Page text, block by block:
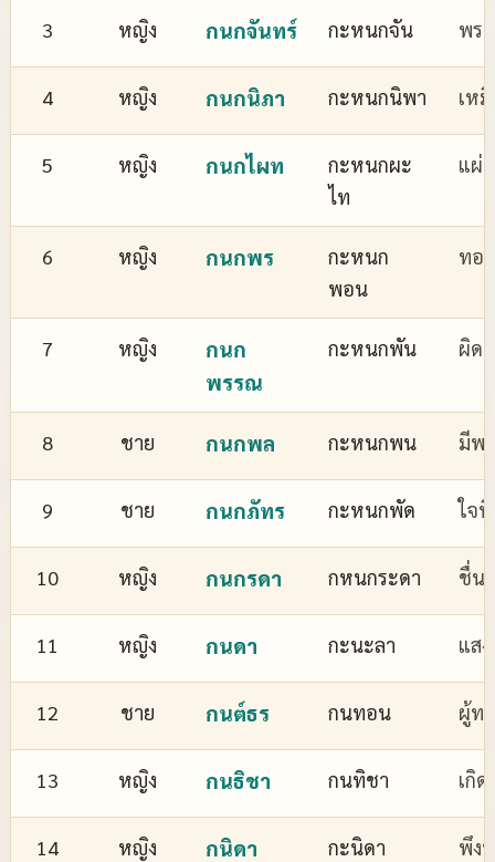
3 หญิง กนกจันทร์ กะหนกจัน พร
4 หญิง กนกนิภา กะหนกนิพา เห
5 หญิง กนกไผท
กะหนกผะ
ไท
แผ่
6 หญิง กนกพร
กะหนก
พอน
ทอ
7 หญิง
กนก
พรรณ
กะหนกพัน ผิด
8 ชาย กนกพล กะหนกพน มีพ
9 ชาย กนกภัทร กะหนกพัด ใจ
10 หญิง กนกรดา กหนกระดา ชื่น
11 หญิง กนดา กะนะลา แสง
12 ชาย กนต์ธร กนทอน ผู้ท
13 หญิง กนธิชา กนทิชา เกิด
14 หญิง กนิดา กะนิดา พึง